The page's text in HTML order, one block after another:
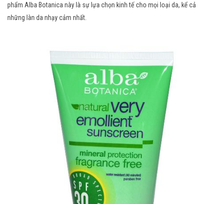
phẩm Alba Botanica này là sự lựa chọn kinh tế cho mọi loại da, kể cả
những làn da nhạy cảm nhất.